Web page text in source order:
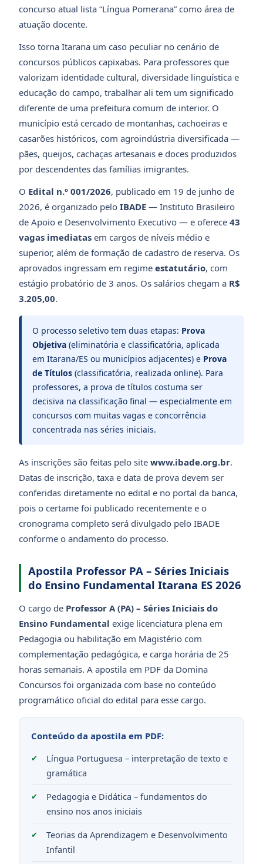
concurso atual lista “Língua Pomerana” como área de
atuação docente.
Isso torna Itarana um caso peculiar no cenário de
concursos públicos capixabas. Para professores que
valorizam identidade cultural, diversidade linguística e
educação do campo, trabalhar ali tem um significado
diferente de uma prefeitura comum de interior. O
município está cercado de montanhas, cachoeiras e
casarões históricos, com agroindústria diversificada —
pães, queijos, cachaças artesanais e doces produzidos
por descendentes das famílias imigrantes.
O Edital n.º 001/2026, publicado em 19 de junho de
2026, é organizado pelo IBADE — Instituto Brasileiro
de Apoio e Desenvolvimento Executivo — e oferece 43
vagas imediatas em cargos de níveis médio e
superior, além de formação de cadastro de reserva. Os
aprovados ingressam em regime estatutário, com
estágio probatório de 3 anos. Os salários chegam a R$
3.205,00.
O processo seletivo tem duas etapas: Prova
Objetiva (eliminatória e classificatória, aplicada
em Itarana/ES ou municípios adjacentes) e Prova
de Títulos (classificatória, realizada online). Para
professores, a prova de títulos costuma ser
decisiva na classificação final — especialmente em
concursos com muitas vagas e concorrência
concentrada nas séries iniciais.
As inscrições são feitas pelo site www.ibade.org.br.
Datas de inscrição, taxa e data de prova devem ser
conferidas diretamente no edital e no portal da banca,
pois o certame foi publicado recentemente e o
cronograma completo será divulgado pelo IBADE
conforme o andamento do processo.
Apostila Professor PA – Séries Iniciais
do Ensino Fundamental Itarana ES 2026
O cargo de Professor A (PA) – Séries Iniciais do
Ensino Fundamental exige licenciatura plena em
Pedagogia ou habilitação em Magistério com
complementação pedagógica, e carga horária de 25
horas semanais. A apostila em PDF da Domina
Concursos foi organizada com base no conteúdo
programático oficial do edital para esse cargo.
Conteúdo da apostila em PDF:
Língua Portuguesa – interpretação de texto e
gramática
Pedagogia e Didática – fundamentos do
ensino nos anos iniciais
Teorias da Aprendizagem e Desenvolvimento
Infantil